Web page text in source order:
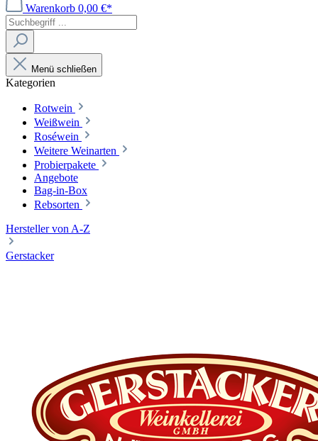
Warenkorb 0,00 €*
Menü schließen
Kategorien
Rotwein
Weißwein
Roséwein
Weitere Weinarten
Probierpakete
Angebote
Bag-in-Box
Rebsorten
Hersteller von A-Z
Gerstacker